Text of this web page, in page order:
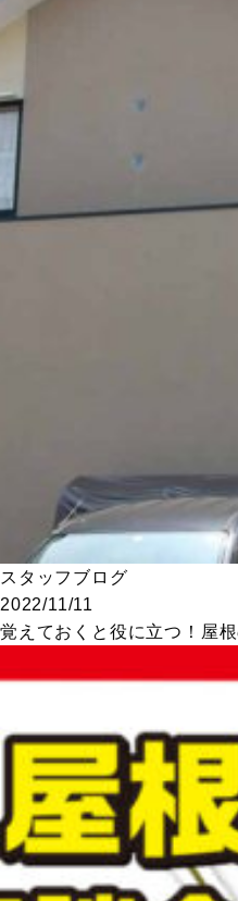
スタッフブログ
2022/11/11
覚えておくと役に立つ！屋